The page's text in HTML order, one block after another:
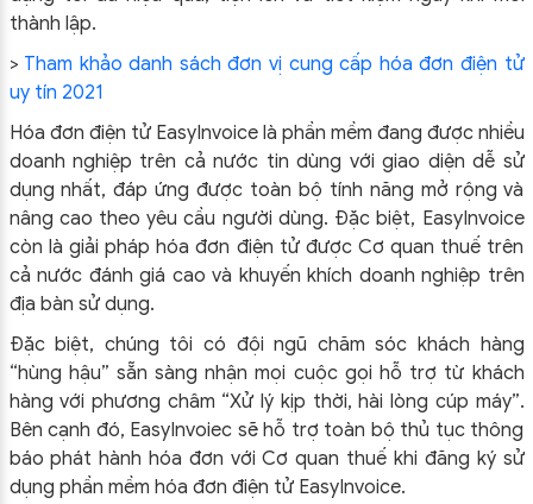
thành lập.
> Tham khảo danh sách đơn vị cung cấp hóa đơn điện tử
uy tín 2021
Hóa đơn điện tử EasyInvoice là phần mềm đang được nhiều
doanh nghiệp trên cả nước tin dùng với giao diện dễ sử
dụng nhất, đáp ứng được toàn bộ tính năng mở rộng và
nâng cao theo yêu cầu người dùng. Đặc biệt, EasyInvoice
còn là giải pháp hóa đơn điện tử được Cơ quan thuế trên
cả nước đánh giá cao và khuyến khích doanh nghiệp trên
địa bàn sử dụng.
Đặc biệt, chúng tôi có đội ngũ chăm sóc khách hàng
“hùng hậu” sẵn sàng nhận mọi cuộc gọi hỗ trợ từ khách
hàng với phương châm “Xử lý kịp thời, hài lòng cúp máy”.
Bên cạnh đó, EasyInvoiec sẽ hỗ trợ toàn bộ thủ tục thông
báo phát hành hóa đơn với Cơ quan thuế khi đăng ký sử
dụng phần mềm hóa đơn điện tử EasyInvoice.